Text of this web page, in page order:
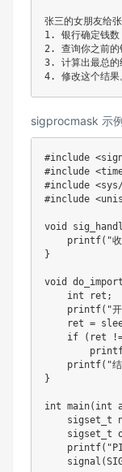
张三的女朋友给
1. 银行确定钱
2. 查询你之前的
3. 计算出最总
sigprocmask 示
#include
#include
#include
#include
void
printf("收
}
void
int ret;
printf("开始
ret =
if (ret !=
printf("此
printf("结束
}
int main(int
sigset_t
sigset_t